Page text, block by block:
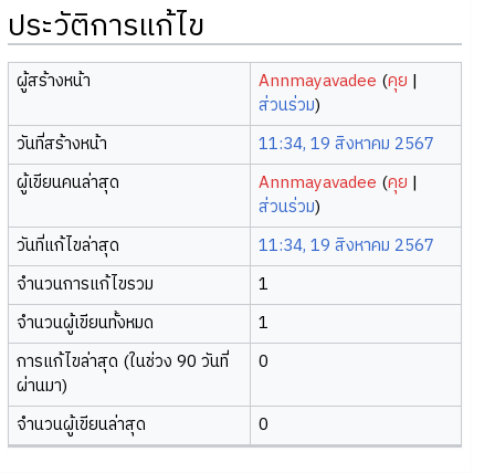
ประวัติการแก้ไข
ผู้สร้างหน้า Annmayavadee (คุย |
ส่วนร่วม)
วันที่สร้างหน้า
11:34, 19 สิงหาคม 2567
ผู้เขียนคนล่าสุด
Annmayavadee (คุย |
ส่วนร่วม)
วันที่แก้ไขล่าสุด
11:34, 19 สิงหาคม 2567
จำนวนการแก้ไขรวม
1
จำนวนผู้เขียนทั้งหมด
1
การแก้ไขล่าสุด (ในช่วง 90 วันที่
ผ่านมา)
0
จำนวนผู้เขียนล่าสุด 0